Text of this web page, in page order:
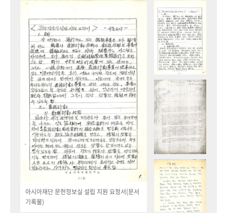
아시아재단 문헌정보실 설립 지원 요청서(문서
기록물)